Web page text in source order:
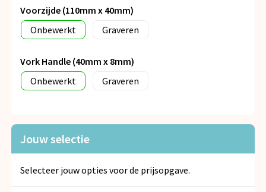
Voorzijde (110mm x 40mm)
Onbewerkt
Graveren
Vork Handle (40mm x 8mm)
Onbewerkt
Graveren
Jouw selectie
Selecteer jouw opties voor de prijsopgave.